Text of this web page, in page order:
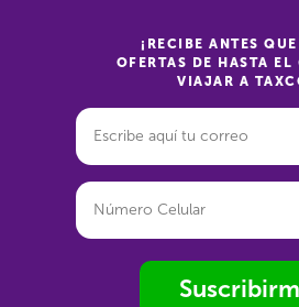
¡RECIBE ANTES
OFERTAS DE HASTA EL
VIAJAR A